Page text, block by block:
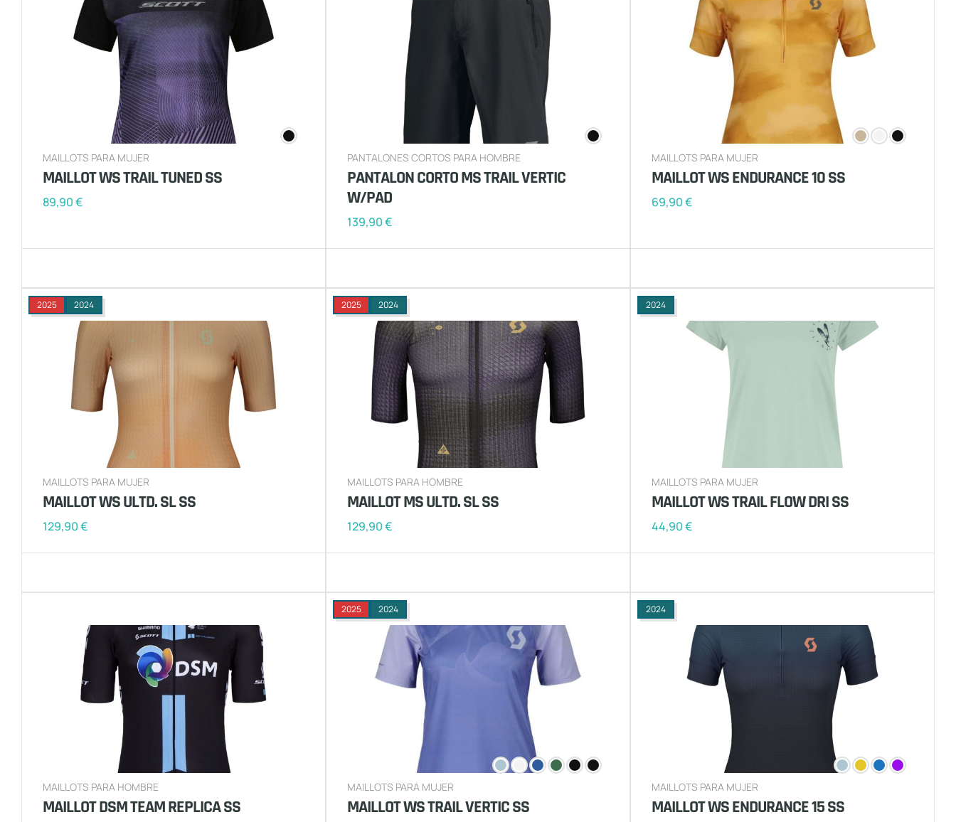
MAILLOTS PARA MUJER
MAILLOT WS TRAIL TUNED SS
89,90€
PANTALONES CORTOS PARA HOMBRE
PANTALON CORTO MS TRAIL VERTIC
W/PAD
139,90€
MAILLOTS PARA MUJER
MAILLOT WS ENDURANCE 10 SS
69,90€
2025 2024
MAILLOTS PARA MUJER
MAILLOT WS ULTD. SL SS
129,90€
2025 2024
MAILLOTS PARA HOMBRE
MAILLOT MS ULTD. SL SS
129,90€
2024
MAILLOTS PARA MUJER
MAILLOT WS TRAIL FLOW DRI SS
44,90€
MAILLOTS PARA HOMBRE
MAILLOT DSM TEAM REPLICA SS
2025 2024
MAILLOTS PARA MUJER
MAILLOT WS TRAIL VERTIC SS
2024
MAILLOTS PARA MUJER
MAILLOT WS ENDURANCE 15 SS